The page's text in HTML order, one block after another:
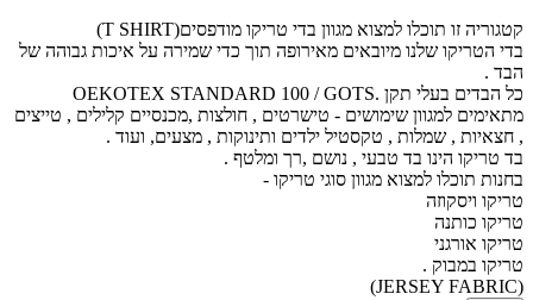
קטגוריה זו תוכלו למצוא מגוון בדי טריקו מודפסים(T SHIRT)
בדי הטריקו שלנו מיובאים מאירופה תוך כדי שמירה על איכות גבוהה של
הבד .
כל הבדים בעלי תקן .OEKOTEX STANDARD 100 / GOTS
מתאימים למגוון שימושים - טישרטים , חולצות ,מכנסיים קלילים , טייצים
, חצאיות , שמלות , טקסטיל ילדים ותינוקות , מצעים, ועוד .
בד טריקו הינו בד טבעי , נושם ,רך ומלטף .
בחנות תוכלו למצוא מגוון סוגי טריקו -
טריקו ויסקוזה
טריקו כותנה
טריקו אורגני
טריקו במבוק .
(JERSEY FABRIC)